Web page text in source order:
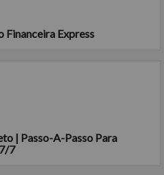
Financeira Express
| Passo-A-Passo Para
7